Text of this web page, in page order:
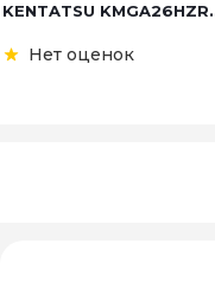
KENTATSU
Нет оценок